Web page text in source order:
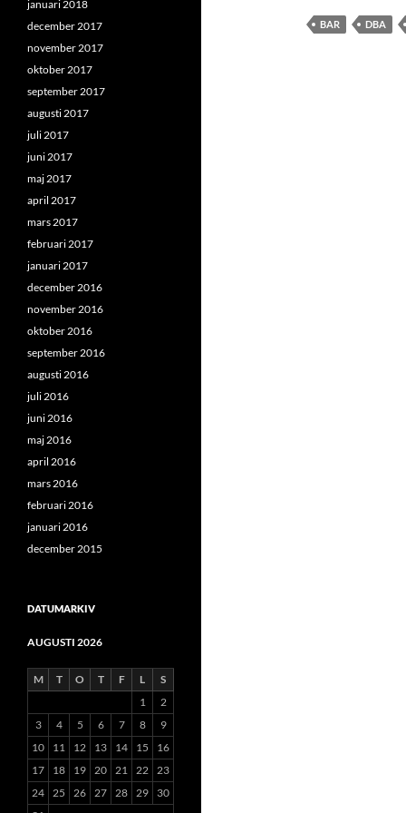
BAR DBA
januari 2018
december 2017
november 2017
oktober 2017
september 2017
augusti 2017
juli 2017
juni 2017
maj 2017
april 2017
mars 2017
februari 2017
januari 2017
december 2016
november 2016
oktober 2016
september 2016
augusti 2016
juli 2016
juni 2016
maj 2016
april 2016
mars 2016
februari 2016
januari 2016
december 2015
DATUMARKIV
AUGUSTI 2026
M T O T F L
S
1
2
3
4 5 6 7 8
9
10
11 12 13 14 15
16
17
18 19 20 21 22 23
24 25 26 27 28 29
30